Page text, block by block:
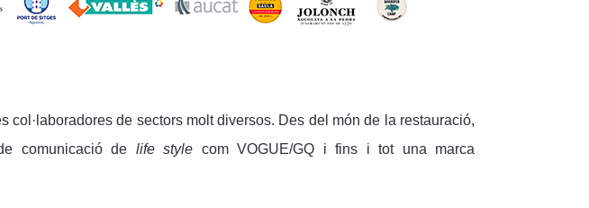
col·laboradores de sectors molt diversos. Des del món de la restauració,
comunicació de life style com VOGUE/GQ i fins i tot una marca